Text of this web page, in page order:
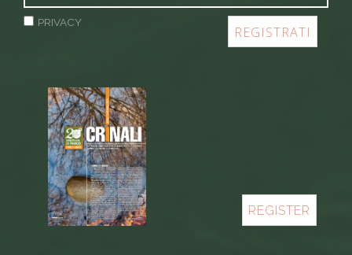
PRIVACY
REGISTER